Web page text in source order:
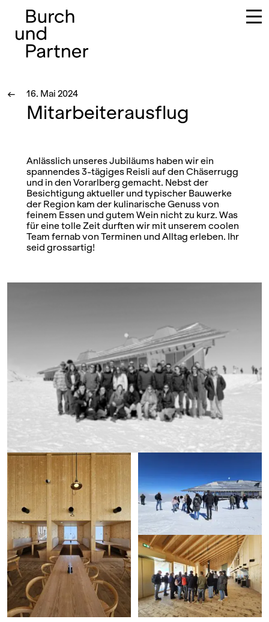
Hauptnavigation
← 16. Mai 2024
Mitarbeiterausflug
Anlässlich unseres Jubiläums haben wir ein
spannendes 3-tägiges Reisli auf den Chäserrugg
und in den Vorarlberg gemacht. Nebst der
Besichtigung aktueller und typischer Bauwerke
der Region kam der kulinarische Genuss von
feinem Essen und gutem Wein nicht zu kurz. Was
für eine tolle Zeit durften wir mit unserem coolen
Team fernab von Terminen und Alltag erleben. Ihr
seid grossartig!